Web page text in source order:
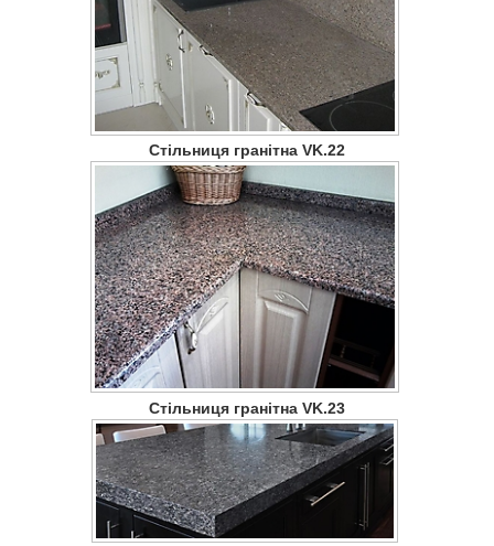
Стільниця гранітна VK.22
Стільниця гранітна VK.23